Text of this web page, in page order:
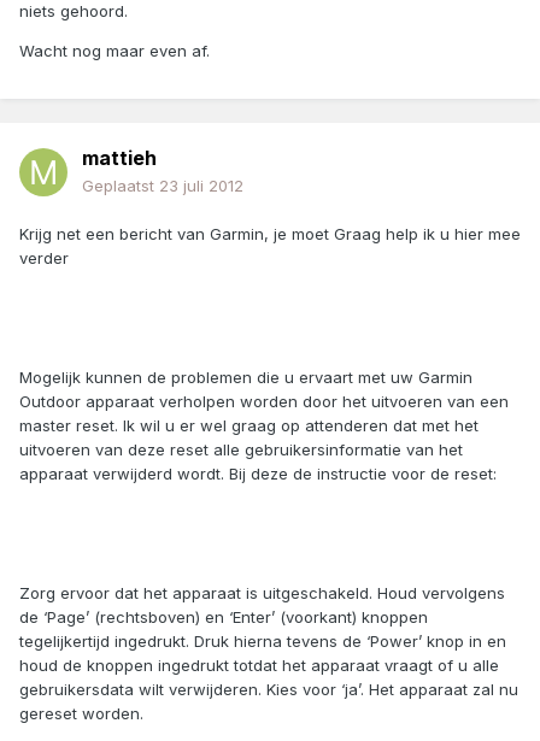
niets gehoord.
Wacht nog maar even af.
mattieh
Geplaatst 23 juli 2012
Krijg net een bericht van Garmin, je moet Graag help ik u hier mee
verder
Mogelijk kunnen de problemen die u ervaart met uw Garmin
Outdoor apparaat verholpen worden door het uitvoeren van een
master reset. Ik wil u er wel graag op attenderen dat met het
uitvoeren van deze reset alle gebruikersinformatie van het
apparaat verwijderd wordt. Bij deze de instructie voor de reset:
Zorg ervoor dat het apparaat is uitgeschakeld. Houd vervolgens
de ‘Page’ (rechtsboven) en ‘Enter’ (voorkant) knoppen
tegelijkertijd ingedrukt. Druk hierna tevens de ‘Power’ knop in en
houd de knoppen ingedrukt totdat het apparaat vraagt of u alle
gebruikersdata wilt verwijderen. Kies voor ‘ja’. Het apparaat zal nu
gereset worden.